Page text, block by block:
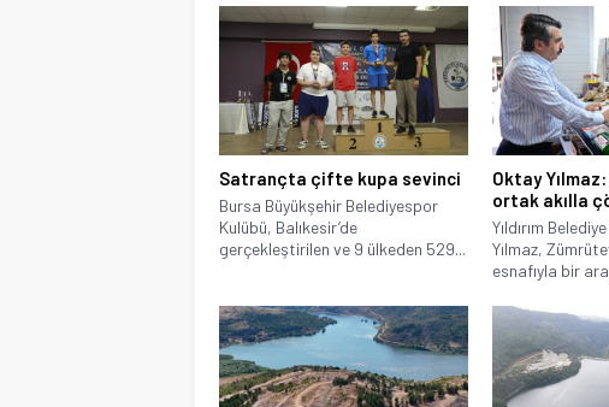
Satrançta çifte kupa sevinci
Bursa Büyükşehir Belediyespor
Kulübü, Balıkesir’de
gerçekleştirilen ve 9 ülkeden 529...
Oktay
ortak akılla
Yıldırım
Yılmaz,
esnafıyla bir